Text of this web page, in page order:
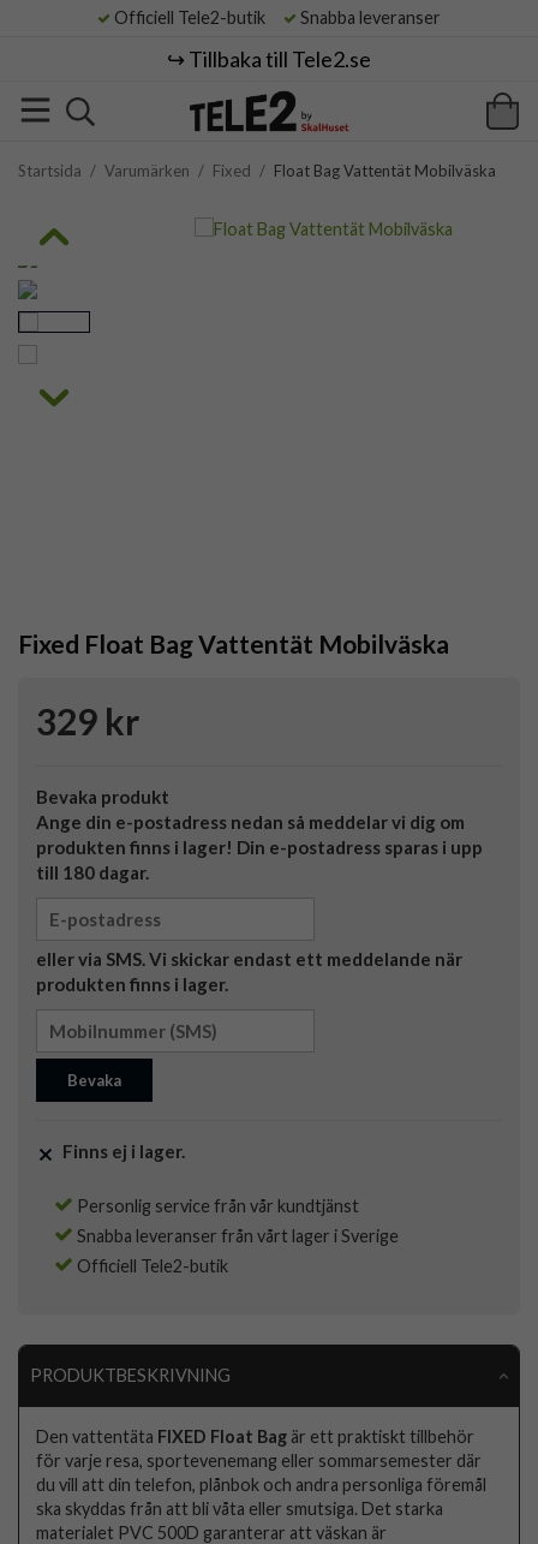
Officiell Tele2-butik Snabba leveranser
↪️ Tillbaka till Tele2.se
Startsida / Varumärken / Fixed / Float Bag Vattentät Mobilväska
Fixed Float Bag Vattentät Mobilväska
329 kr
Bevaka produkt
Ange din e-postadress nedan så meddelar vi dig om
produkten finns i lager! Din e-postadress sparas i upp
till 180 dagar.
eller via SMS. Vi skickar endast ett meddelande när
produkten finns i lager.
Bevaka
Finns ej i lager.
Personlig service från vår kundtjänst
Snabba leveranser från vårt lager i Sverige
Officiell Tele2-butik
PRODUKTBESKRIVNING
Den vattentäta FIXED Float Bag är ett praktiskt tillbehör
för varje resa, sportevenemang eller sommarsemester där
du vill att din telefon, plånbok och andra personliga föremål
ska skyddas från att bli våta eller smutsiga. Det starka
materialet PVC 500D garanterar att väskan är